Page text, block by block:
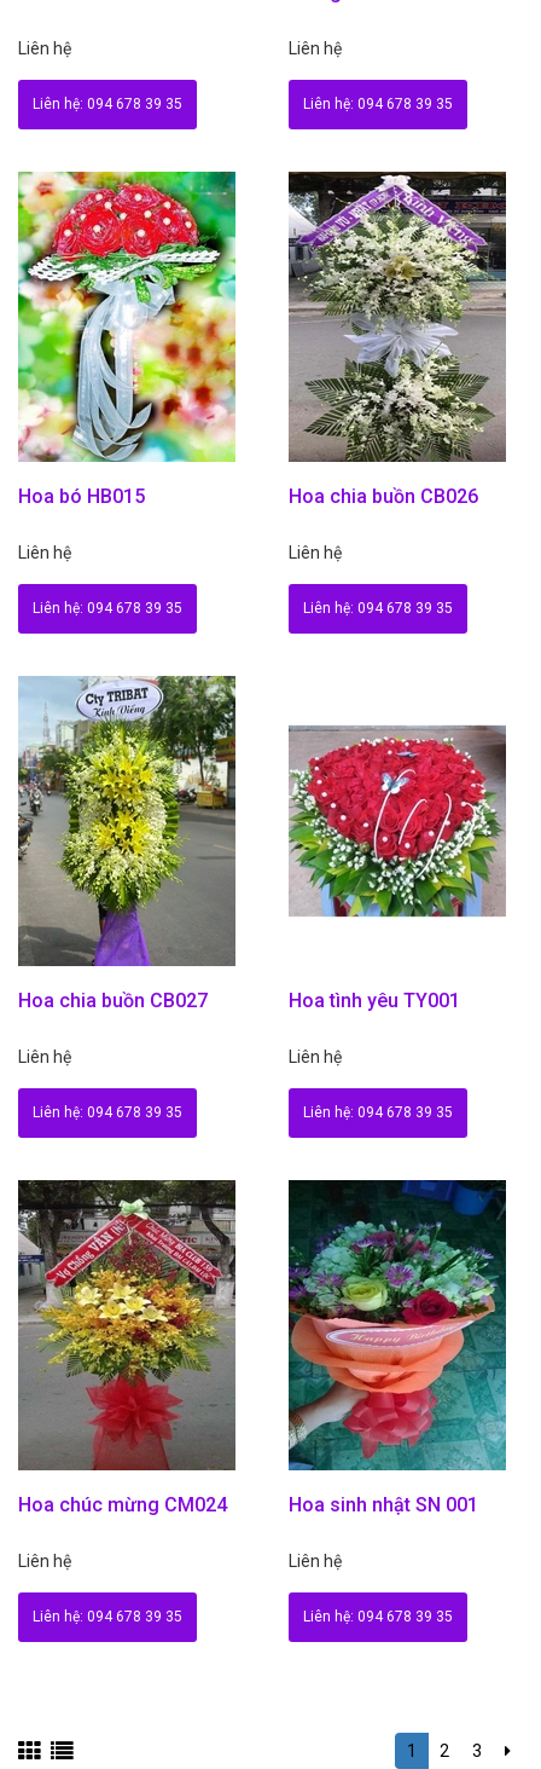
Liên hệ
Liên hệ: 094 678 39 35
Liên hệ
Liên hệ: 094 678 39 35
Hoa bó HB015
Liên hệ
Liên hệ: 094 678 39 35
Hoa chia buồn CB026
Liên hệ
Liên hệ: 094 678 39 35
Hoa chia buồn CB027
Liên hệ
Liên hệ: 094 678 39 35
Hoa tình yêu TY001
Liên hệ
Liên hệ: 094 678 39 35
Hoa chúc mừng CM024
Liên hệ
Liên hệ: 094 678 39 35
Hoa sinh nhật SN 001
Liên hệ
Liên hệ: 094 678 39 35
1 2 3